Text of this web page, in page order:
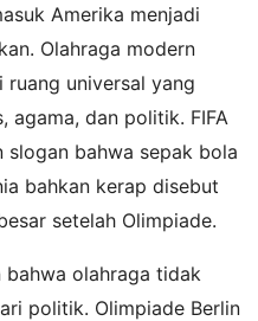
Amerika menjadi
Olahraga modern
universal yang
agama, dan politik. FIFA
slogan bahwa sepak bola
bahkan kerap disebut
setelah Olimpiade.
bahwa olahraga tidak
politik. Olimpiade Berlin